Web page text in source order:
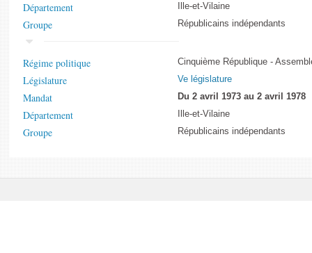
Département Ille-et-Vilaine
Groupe Républicains indépendants
Régime politique Cinquième République -
Législature Ve législature
Mandat Du 2 avril 1973 au 2 avril 1978
Département Ille-et-Vilaine
Groupe Républicains indépendants